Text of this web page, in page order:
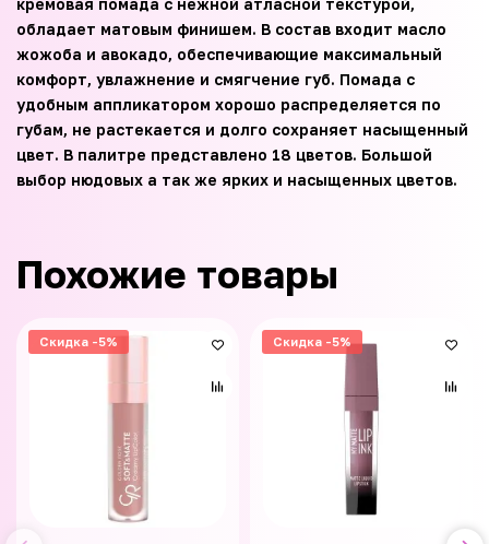
кремовая помада с нежной атласной текстурой,
обладает матовым финишем. В состав входит масло
жожоба и авокадо, обеспечивающие максимальный
комфорт, увлажнение и смягчение губ. Помада с
удобным аппликатором хорошо распределяется по
губам, не растекается и долго сохраняет насыщенный
цвет. В палитре представлено 18 цветов. Большой
выбор нюдовых а так же ярких и насыщенных цветов.
Похожие товары
Скидка -5% Скидка -5%